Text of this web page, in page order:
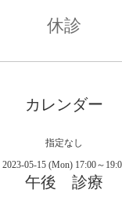
休診
カレンダー
指定なし
2023-05-15 (Mon) 17:00～
午後 診療